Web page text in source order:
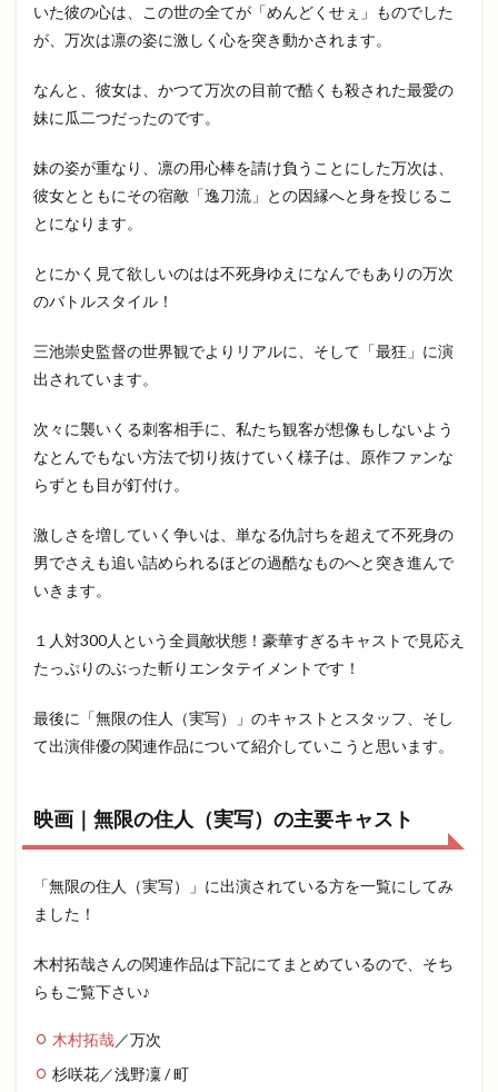
いた彼の心は、この世の全てが「めんどくせぇ」ものでした
が、万次は凛の姿に激しく心を突き動かされます。
なんと、彼女は、かつて万次の目前で酷くも殺された最愛の
妹に瓜二つだったのです。
妹の姿が重なり、凛の用心棒を請け負うことにした万次は、
彼女とともにその宿敵「逸刀流」との因縁へと身を投じるこ
とになります。
とにかく見て欲しいのはは不死身ゆえになんでもありの万次
のバトルスタイル！
三池崇史監督の世界観でよりリアルに、そして「最狂」に演
出されています。
次々に襲いくる刺客相手に、私たち観客が想像もしないよう
なとんでもない方法で切り抜けていく様子は、原作ファンな
らずとも目が釘付け。
激しさを増していく争いは、単なる仇討ちを超えて不死身の
男でさえも追い詰められるほどの過酷なものへと突き進んで
いきます。
１人対300人という全員敵状態！豪華すぎるキャストで見応え
たっぷりのぶった斬りエンタテイメントです！
最後に「無限の住人（実写）」のキャストとスタッフ、そし
て出演俳優の関連作品について紹介していこうと思います。
映画｜無限の住人（実写）の主要キャスト
「無限の住人（実写）」に出演されている方を一覧にしてみ
ました！
木村拓哉さんの関連作品は下記にてまとめているので、そち
らもご覧下さい♪
木村拓哉／万次
杉咲花／浅野凜 / 町